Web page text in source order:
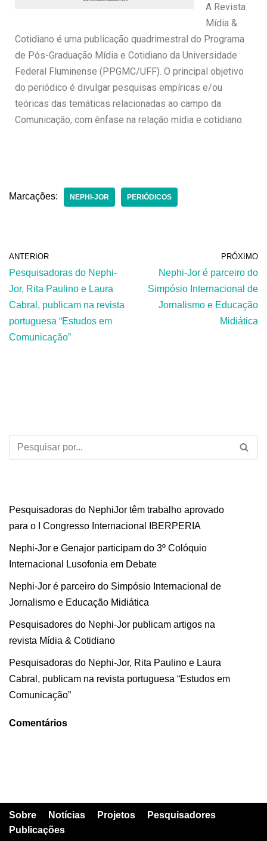
A Revista
Mídia &
Cotidiano é uma publicação quadrimestral do Programa
de Pós-Graduação Mídia e Cotidiano da Universidade
Federal Fluminense (PPGMC/UFF). O principal objetivo
do periódico é divulgar pesquisas empíricas e/ou
teóricas das temáticas relacionadas ao campo da
Comunicação, com ênfase na relação mídia e cotidiano.
Marcações: NEPHI-JOR PERIÓDICOS
ANTERIOR
Pesquisadoras do Nephi-
Jor, Rita Paulino e Laura
Cabral, publicam na revista
portuguesa “Estudos em
Comunicação”
PRÓXIMO
Nephi-Jor é parceiro do
Simpósio Internacional de
Jornalismo e Educação
Midiática
Pesquisadoras do NephiJor têm trabalho aprovado
para o I Congresso Internacional IBERPERIA
Nephi-Jor e Genajor participam do 3º Colóquio
Internacional Lusofonia em Debate
Nephi-Jor é parceiro do Simpósio Internacional de
Jornalismo e Educação Midiática
Pesquisadores do Nephi-Jor publicam artigos na
revista Mídia & Cotidiano
Pesquisadoras do Nephi-Jor, Rita Paulino e Laura
Cabral, publicam na revista portuguesa “Estudos em
Comunicação”
Comentários
Sobre Notícias Projetos
Pesquisadores
Publicações